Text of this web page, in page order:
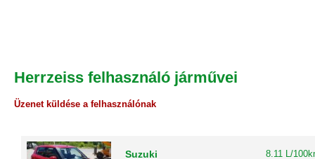
Herrzeiss felhasználó járművei
Üzenet küldése a felhasználónak
Suzuki 8.11 L/